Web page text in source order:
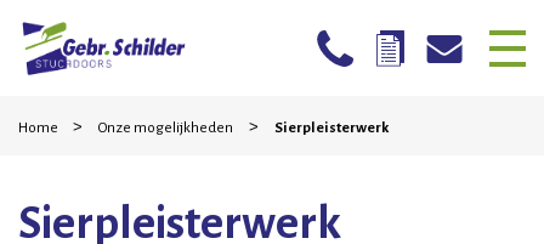
Home
Particulieren
Home > Onze mogelijkheden > Sierpleisterwerk
Sierpleisterwerk